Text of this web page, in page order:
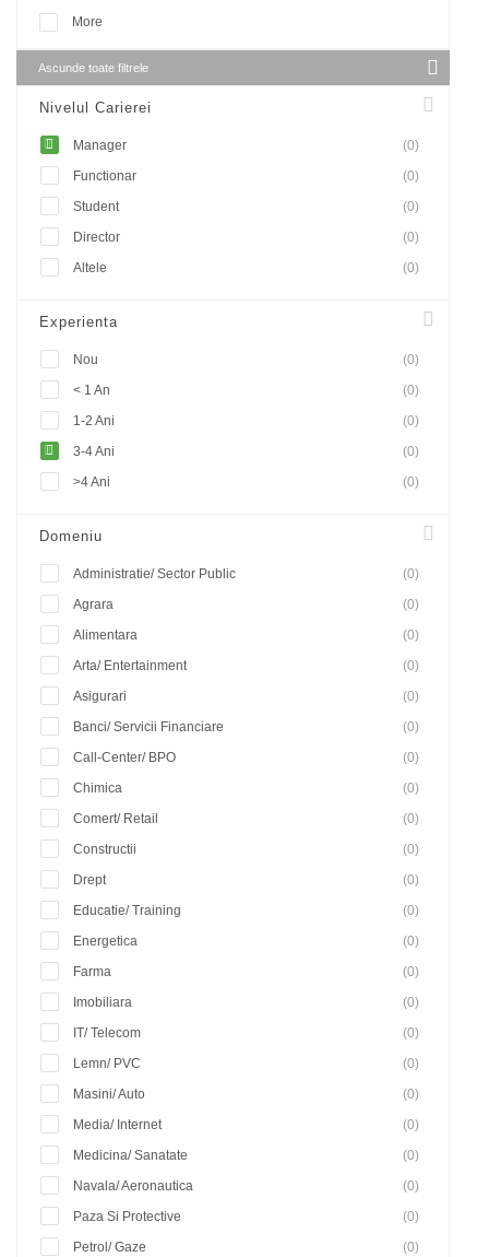
More
Ascunde toate filtrele
Nivelul Carierei
Manager
(0)
Functionar
(0)
Student
(0)
Director
(0)
Altele
(0)
Experienta
Nou
(0)
< 1 An
(0)
1-2 Ani
(0)
3-4 Ani
(0)
>4 Ani
(0)
Domeniu
Administratie/ Sector Public
(0)
Agrara
(0)
Alimentara
(0)
Arta/ Entertainment
(0)
Asigurari
(0)
Banci/ Servicii Financiare
(0)
Call-Center/ BPO
(0)
Chimica
(0)
Comert/ Retail
(0)
Constructii
(0)
Drept
(0)
Educatie/ Training
(0)
Energetica
(0)
Farma
(0)
Imobiliara
(0)
IT/ Telecom
(0)
Lemn/ PVC
(0)
Masini/ Auto
(0)
Media/ Internet
(0)
Medicina/ Sanatate
(0)
Navala/ Aeronautica
(0)
Paza Si Protective
(0)
Petrol/ Gaze
(0)